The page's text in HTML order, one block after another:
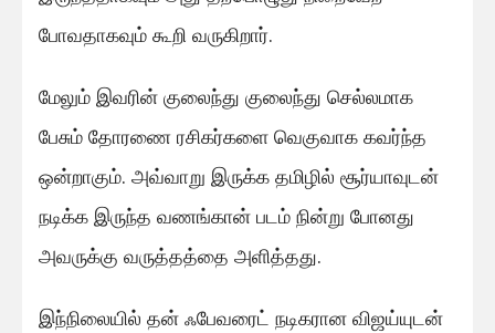
போவதாகவும் கூறி வருகிறார்.
மேலும் இவரின் குலைந்து குலைந்து செல்லமாக
பேசும் தோரணை ரசிகர்களை வெகுவாக கவர்ந்த
ஒன்றாகும். அவ்வாறு இருக்க தமிழில் சூர்யாவுடன்
நடிக்க இருந்த வணங்கான் படம் நின்று போனது
அவருக்கு வருத்தத்தை அளித்தது.
இந்நிலையில் தன் ஃபேவரைட் நடிகரான விஜய்யுடன்